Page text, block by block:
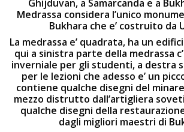
Ghijduvan, a Samarcanda e a
Medrassa considera l’unico
Bukhara che e’ costruito da
La medrassa e’ quadrata, ha un
qui a sinistra parte della medrassa
inverniale per gli studenti, a destra
per le lezioni che adesso e’ un
contiene qualche disegni del
mezzo distrutto dall’artigliera
qualche disegni della
dagli migliori maestri di